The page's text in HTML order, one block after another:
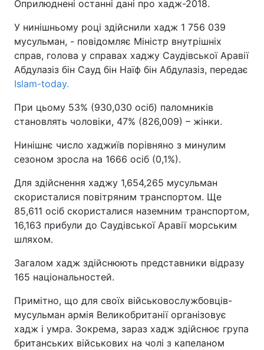
Оприлюднені останні дані про хадж-2018.
У нинішньому році здійснили хадж 1 756 039
мусульман, - повідомляє Міністр внутрішніх
справ, голова у справах хаджу Саудівської Аравії
Абдулазіз бін Сауд бін Наїф бін Абдулазіз, передає
Islam-today.
При цьому 53% (930,030 осіб) паломників
становлять чоловіки, 47% (826,009) – жінки.
Нинішнє число хаджиїв порівняно з минулим
сезоном зросла на 1666 осіб (0,1%).
Для здійснення хаджу 1,654,265 мусульман
скористалися повітряним транспортом. Ще
85,611 осіб скористалися наземним транспортом,
16,163 прибули до Саудівської Аравії морським
шляхом.
Загалом хадж здійснюють представники відразу
165 національностей.
Примітно, що для своїх військовослужбовців-
мусульман армія Великобританії організовує
хадж і умра. Зокрема, зараз хадж здійснює група
британських військових на чолі з капеланом